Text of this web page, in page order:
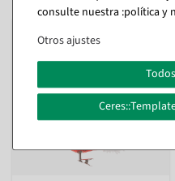
consulte nuestra :política y
Otros ajustes